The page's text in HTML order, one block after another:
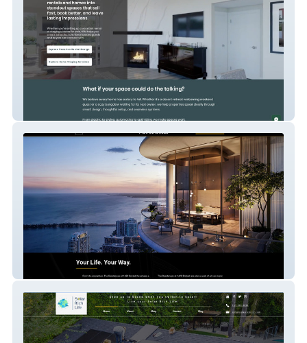
NSMStaging
1428 Brickell